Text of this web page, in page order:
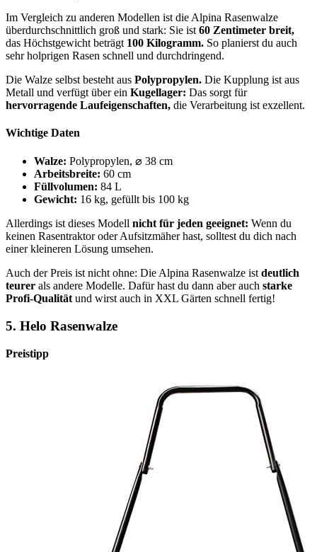
Im Vergleich zu anderen Modellen ist die Alpina Rasenwalze
überdurchschnittlich groß und stark: Sie ist 60 Zentimeter breit,
das Höchstgewicht beträgt 100 Kilogramm. So planierst du auch
sehr holprigen Rasen schnell und durchdringend.
Die Walze selbst besteht aus Polypropylen. Die Kupplung ist aus
Metall und verfügt über ein Kugellager: Das sorgt für
hervorragende Laufeigenschaften, die Verarbeitung ist exzellent.
Wichtige Daten
Walze: Polypropylen, ⌀ 38 cm
Arbeitsbreite: 60 cm
Füllvolumen: 84 L
Gewicht: 16 kg, gefüllt bis 100 kg
Allerdings ist dieses Modell nicht für jeden geeignet: Wenn du
keinen Rasentraktor oder Aufsitzmäher hast, solltest du dich nach
einer kleineren Lösung umsehen.
Auch der Preis ist nicht ohne: Die Alpina Rasenwalze ist deutlich
teurer als andere Modelle. Dafür hast du dann aber auch starke
Profi-Qualität und wirst auch in XXL Gärten schnell fertig!
5. Helo Rasenwalze
Preistipp